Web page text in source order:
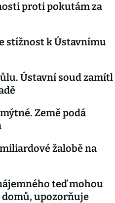
proti pokutám za
stížnost k Ústavnímu
Ústavní soud zamítl
Země podá
žalobě na
teď mohou
upozorňuje